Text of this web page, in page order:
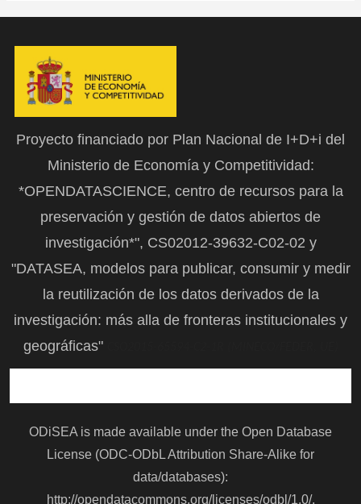
Proyecto financiado por Plan Nacional de I+D+i del
Ministerio de Economía y Competitividad:
*OPENDATASCIENCE, centro de recursos para la
preservación y gestión de datos abiertos de
investigación*", CS02012-39632-C02-02 y
"DATASEA, modelos para publicar, consumir y medir
la reutilización de los datos derivados de la
investigación: más alla de fronteras institucionales y
geográficas"
ODiSEA is made available under the Open Database
License (ODC-ODbL Attribution Share-Alike for
data/databases):
http://opendatacommons.org/licenses/odbl/1.0/.